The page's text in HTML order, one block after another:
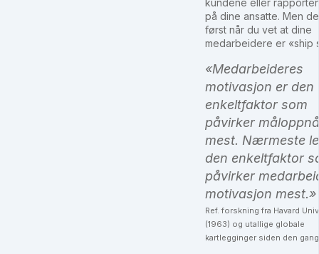
kundene eller
på dine ansatte. Men
først når du vet at dine
medarbeidere er «ship
«Medarbeideres
motivasjon er den
enkeltfaktor som
påvirker
mest. Nærmeste
den enkeltfaktor
påvirker
motivasjon mest.»
Ref. forskning fra Havard
(1963) og utallige globale
kartlegginger siden den